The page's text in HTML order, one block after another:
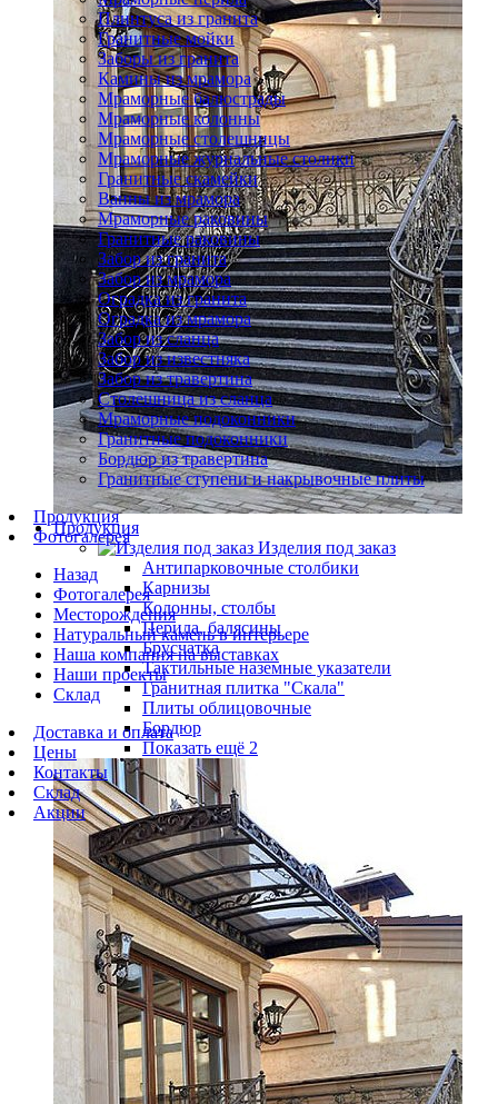
Продукция
Изделия под заказ
Антипарковочные столбики
Карнизы
Колонны, столбы
Перила, балясины
Брусчатка
Тактильные наземные указатели
Гранитная плитка "Скала"
Плиты облицовочные
Бордюр
Показать ещё 2
Плинтуса из гранита
Гранитные мойки
Заборы из гранита
Камины из мрамора
Мраморные балюстрады
Мраморные колонны
Мраморные столешницы
Мраморные журнальные столики
Гранитные скамейки
Ванны из мрамора
Мраморные раковины
Гранитные раковины
Забор из гранита
Забор из мрамора
Оградка из гранита
Оградка из мрамора
Забор из сланца
Забор из известняка
Забор из травертина
Столешница из сланца
Мраморные подоконники
Гранитные подоконники
Бордюр из травертина
Гранитные ступени и накрывочные плиты
Продукция
Фотогалерея
Назад
Фотогалерея
Месторождения
Натуральный камень в интерьере
Наша компания на выставках
Наши проекты
Склад
Доставка и оплата
Цены
Контакты
Склад
Акции